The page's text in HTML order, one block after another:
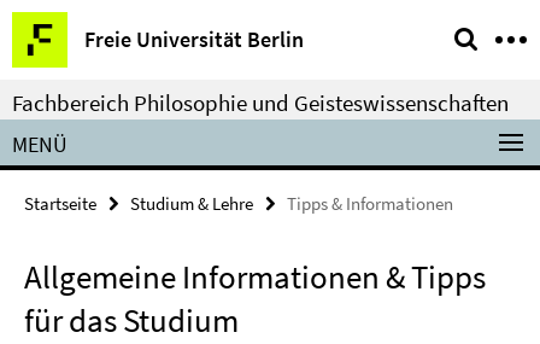
Springe
direkt
zu
Inhalt
Freie Universität Berlin
Service-
Navigation
Fachbereich Philosophie und Geisteswissenschaften
MENÜ
Startseite Studium & Lehre Tipps & Informationen
Allgemeine Informationen & Tipps
für das Studium